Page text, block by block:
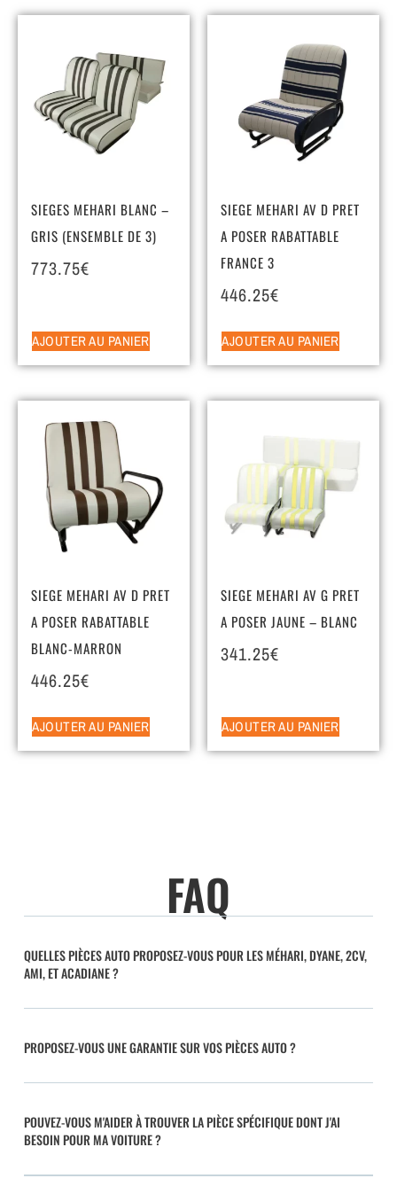
SIEGES MEHARI BLANC –
GRIS (ENSEMBLE DE 3)
773.75€
AJOUTER AU PANIER
SIEGE MEHARI AV D PRET
A POSER RABATTABLE
FRANCE 3
446.25€
AJOUTER AU PANIER
SIEGE MEHARI AV D PRET
A POSER RABATTABLE
BLANC-MARRON
446.25€
AJOUTER AU PANIER
SIEGE MEHARI AV G PRET
A POSER JAUNE – BLANC
341.25€
AJOUTER AU PANIER
FAQ
QUELLES PIÈCES AUTO PROPOSEZ-VOUS POUR LES MÉHARI, DYANE, 2CV,
AMI, ET ACADIANE ?
PROPOSEZ-VOUS UNE GARANTIE SUR VOS PIÈCES AUTO ?
POUVEZ-VOUS M'AIDER À TROUVER LA PIÈCE SPÉCIFIQUE DONT J'AI
BESOIN POUR MA VOITURE ?